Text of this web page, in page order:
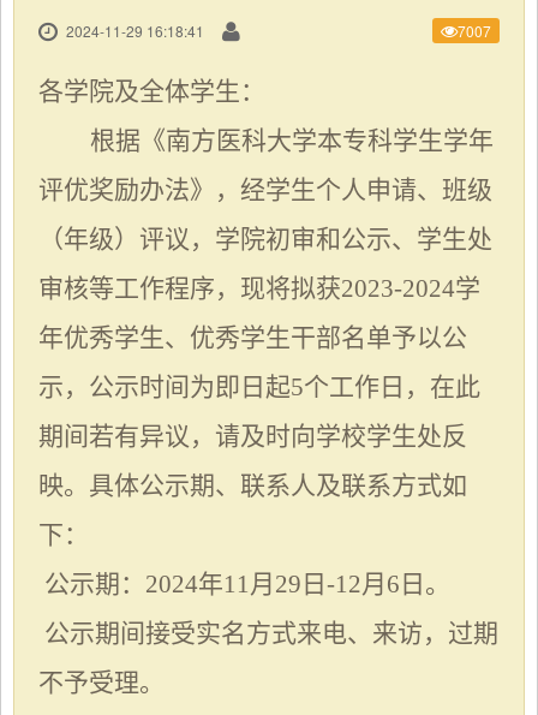
2024-11-29 16:18:41 7007
各学院及全体学生：
根据《南方医科大学本专科学生学年
评优奖励办法》，经学生个人申请、班级
（年级）评议，学院初审和公示、学生处
审核等工作程序，现将拟获2023-2024学
年优秀学生、优秀学生干部名单予以公
示，公示时间为即日起5个工作日，在此
期间若有异议，请及时向学校学生处反
映。具体公示期、联系人及联系方式如
下：
公示期： 2024年11月29 日 -12月 6 日。
公示期间接受实名方式来电、来访，过期
不予受理。